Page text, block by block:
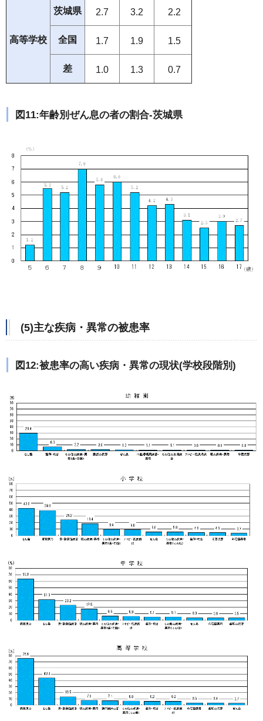
高等学校
茨城県 2.7 3.2 2.2
全国 1.7 1.9 1.5
差 1.0 1.3 0.7
図11:年齢別ぜん息の者の割合-茨城県
(5)主な疾病・異常の被患率
図12:被患率の高い疾病・異常の現状(学校段階別)